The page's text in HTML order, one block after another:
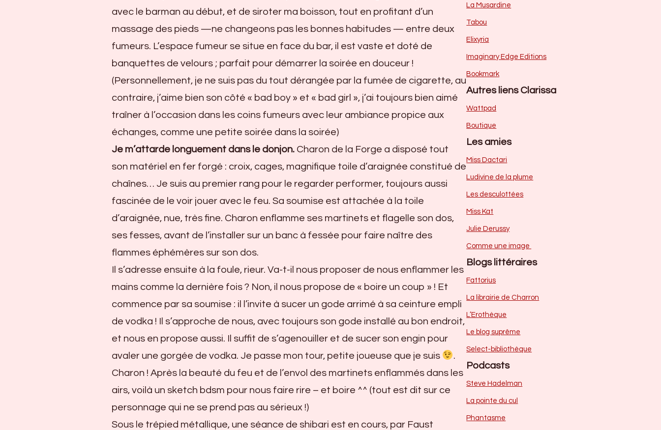
avec le barman au début, et de siroter ma boisson, tout en profitant d’un
massage des pieds —ne changeons pas les bonnes habitudes — entre deux
fumeurs. L’espace fumeur se situe en face du bar, il est vaste et doté de
banquettes de velours ; parfait pour démarrer la soirée en douceur !
(Personnellement, je ne suis pas du tout dérangée par la fumée de cigarette, au
contraire, j’aime bien son côté « bad boy » et « bad girl », j’ai toujours bien aimé
traîner à l’occasion dans les coins fumeurs avec leur ambiance propice aux
échanges, comme une petite soirée dans la soirée)
Je m’attarde longuement dans le donjon. Charon de la Forge a disposé tout
son matériel en fer forgé : croix, cages, magnifique toile d’araignée constitué de
chaînes… Je suis au premier rang pour le regarder performer, toujours aussi
fascinée de le voir jouer avec le feu. Sa soumise est attachée à la toile
d’araignée, nue, très fine. Charon enflamme ses martinets et flagelle son dos,
ses fesses, avant de l’installer sur un banc à fessée pour faire naître des
flammes éphémères sur son dos.
Il s’adresse ensuite à la foule, rieur. Va-t-il nous proposer de nous enflammer les
mains comme la dernière fois ? Non, il nous propose de « boire un coup » ! Et
commence par sa soumise : il l’invite à sucer un gode arrimé à sa ceinture empli
de vodka ! Il s’approche de nous, avec toujours son gode installé au bon endroit,
et nous en propose aussi. Il suffit de s’agenouiller et de sucer son engin pour
avaler une gorgée de vodka. Je passe mon tour, petite joueuse que je suis
.
Charon ! Après la beauté du feu et de l’envol des martinets enflammés dans les
airs, voilà un sketch bdsm pour nous faire rire – et boire ^^ (tout est dit sur ce
personnage qui ne se prend pas au sérieux !)
Sous le trépied métallique, une séance de shibari est en cours, par Faust
La Musardine
Tabou
Elixyria
Imaginary Edge Editions
Bookmark
Autres liens Clarissa
Wattpad
Boutique
Les amies
Miss Dactari
Ludivine de la plume
Les desculottées
Miss Kat
Julie Derussy
Comme une image
Blogs littéraires
Fattorius
La librairie de Charron
L’Erothèque
Le blog suprême
Select-bibliothèque
Podcasts
Steve Hadelman
La pointe du cul
Phantasme